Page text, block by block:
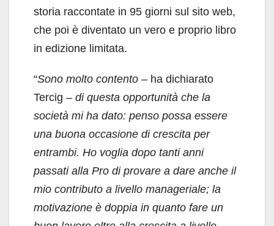
storia raccontate in 95 giorni sul sito web,
che poi è diventato un vero e proprio libro
in edizione limitata.
“Sono molto contento – ha dichiarato
Tercig – di questa opportunità che la
società mi ha dato: penso possa essere
una buona occasione di crescita per
entrambi. Ho voglia dopo tanti anni
passati alla Pro di provare a dare anche il
mio contributo a livello manageriale; la
motivazione è doppia in quanto fare un